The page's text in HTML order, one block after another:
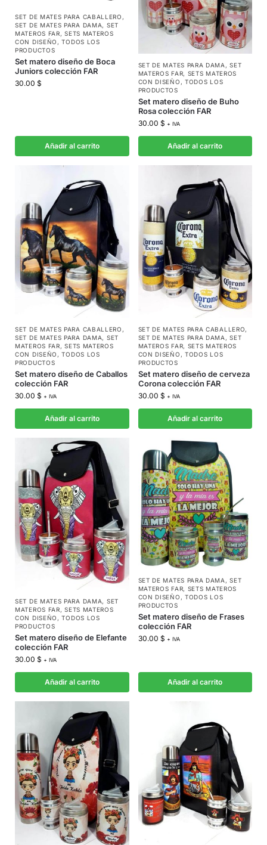
SET DE MATES PARA CABALLERO ,
SET DE MATES PARA DAMA, SET
MATEROS FAR,SETS MATEROS
CON DISEÑO ,TODOS LOS
PRODUCTOS
Set matero diseño de Boca
Juniors colección FAR
30.00 $
Añadir al carrito
SET DE MATES PARA DAMA ,SET
MATEROS FAR, SETS MATEROS
CON DISEÑO , TODOS LOS
PRODUCTOS
Set matero diseño de Buho
Rosa colección FAR
30.00 $ + IVA
Añadir al carrito
SET DE MATES PARA CABALLERO ,
SET DE MATES PARA DAMA, SET
MATEROS FAR,SETS MATEROS
CON DISEÑO ,TODOS LOS
PRODUCTOS
Set matero diseño de Caballos
colección FAR
30.00 $ + IVA
Añadir al carrito
SET DE MATES PARA CABALLERO,
SET DE MATES PARA DAMA ,SET
MATEROS FAR, SETS MATEROS
CON DISEÑO , TODOS LOS
PRODUCTOS
Set matero diseño de cerveza
Corona colección FAR
30.00 $ + IVA
Añadir al carrito
SET DE MATES PARA DAMA, SET
MATEROS FAR,SETS MATEROS
CON DISEÑO ,TODOS LOS
PRODUCTOS
Set matero diseño de Elefante
colección FAR
30.00 $ + IVA
Añadir al carrito
SET DE MATES PARA DAMA ,SET
MATEROS FAR, SETS MATEROS
CON DISEÑO , TODOS LOS
PRODUCTOS
Set matero diseño de Frases
colección FAR
30.00 $ + IVA
Añadir al carrito